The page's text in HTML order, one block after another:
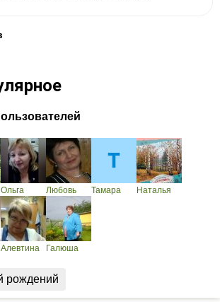
Ольга Любовь Тамара Наталья
Алевтина Галюша
рождений